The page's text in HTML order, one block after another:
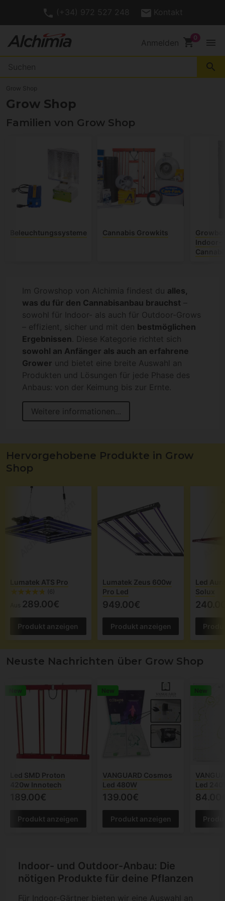
(+34) 972 527 248 Kontakt
Anmelden shopping_cart menu
search
Grow Shop
Grow Shop
Familien von Grow Shop
Beleuchtungssysteme Cannabis Growkits
Indoor-
Im Growshop von Alchimia findest du alles,
was du für den Cannabisanbau brauchst
sowohl für Indoor- als auch für Outdoor-Grows
– effizient, sicher und mit den bestmöglichen
Ergebnissen. Diese Kategorie richtet sich
sowohl an Anfänger als auch an erfahrene
Grower und bietet eine breite Auswahl an
Produkten und Lösungen für jede Phase des
Anbaus: von der Keimung bis zur Ernte.
Weitere informationen...
Hervorgehobene Produkte in Grow
Shop
Lumatek ATS Pro
(6)
289.00€
Produkt anzeigen
Lumatek Zeus 600w
Pro Led
949.00€
Produkt anzeigen
Led
Solux
Neuste Nachrichten über Grow Shop
New
Led SMD Proton
420w Innotech
189.00€
Produkt anzeigen
New
VANGUARD Cosmos
Led 480W
139.00€
Produkt anzeigen
New
Led
Indoor- und Outdoor-Anbau: Die
nötigen Produkte für deine Pflanzen
Für Indoor-Gärtner bieten wir eine Auswahl an